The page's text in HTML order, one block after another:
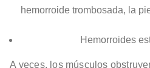
hemorroide trombosada, la
Hemorroides
A veces, los músculos